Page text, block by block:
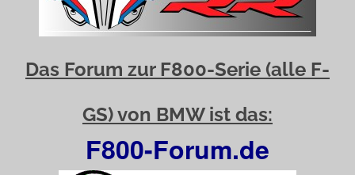
Das Forum zur F800-Serie (alle F-
GS) von BMW ist das:
F800-Forum.de